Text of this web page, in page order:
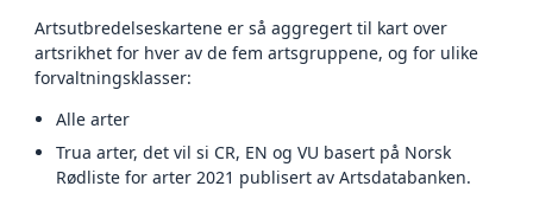
Artsutbredelseskartene er så aggregert til kart over
artsrikhet for hver av de fem artsgruppene, og for ulike
forvaltningsklasser:
Alle arter
Trua arter, det vil si CR, EN og VU basert på Norsk
Rødliste for arter 2021 publisert av Artsdatabanken.